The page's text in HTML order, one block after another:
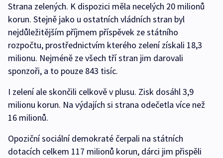
Strana zelených. K dispozici měla necelých 20 milionů
korun. Stejně jako u ostatních vládních stran byl
nejdůležitějším příjmem příspěvek ze státního
rozpočtu, prostřednictvím kterého zelení získali 18,3
milionu. Nejméně ze všech tří stran jim darovali
sponzoři, a to pouze 843 tisíc.
I zelení ale skončili celkově v plusu. Zisk dosáhl 3,9
milionu korun. Na výdajích si strana odečetla více než
16 milionů.
Opoziční sociální demokraté čerpali na státních
dotacích celkem 117 milionů korun, dárci jim přispěli